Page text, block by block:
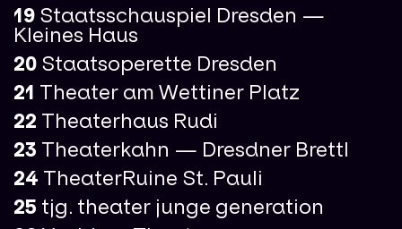
19 Staatsschauspiel Dresden —
Kleines Haus
20 Staatsoperette Dresden
21 Theater am Wettiner Platz
22 Theaterhaus Rudi
23 Theaterkahn — Dresdner Brettl
24 TheaterRuine St. Pauli
25 tjg. theater junge generation